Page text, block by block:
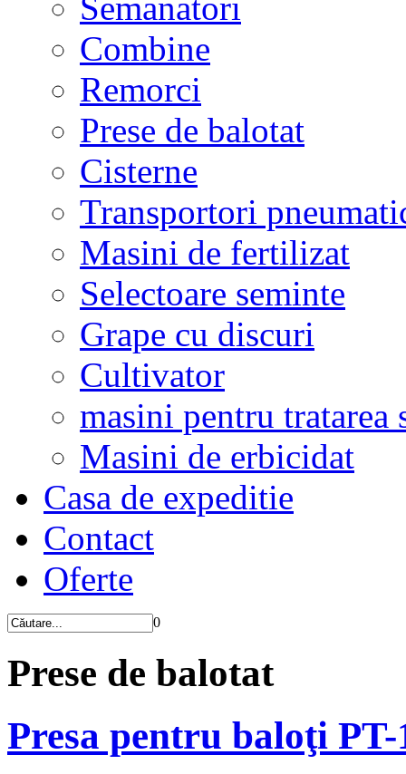
Combine
Remorci
Prese de balotat
Cisterne
Transportori
Masini de fertilizat
Selectoare seminte
Grape cu discuri
Cultivator
masini pentru tratarea
Masini de erbicidat
Casa de expeditie
Contact
Oferte
0
Prese de balotat
Presa pentru baloţi PT-